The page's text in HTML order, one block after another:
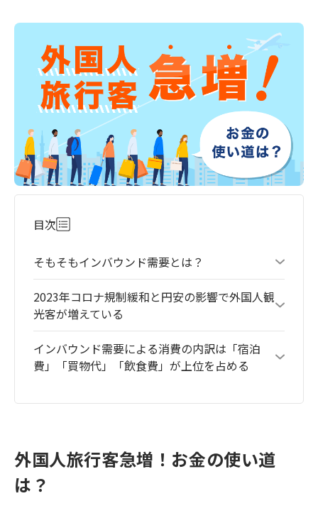
目次
そもそもインバウンド需要とは？
2023年コロナ規制緩和と円安の影響で外国人観
光客が増えている
インバウンド需要による消費の内訳は「宿泊
費」「買物代」「飲食費」が上位を占める
外国人旅行客急増！お金の使い道
は？